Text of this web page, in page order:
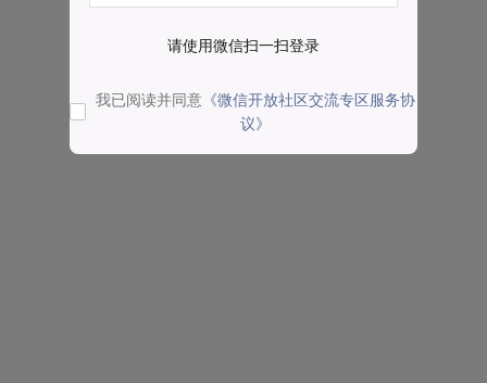
请使用微信扫一扫登录
我已阅读并同意 《微信开放社区交流专区服务协
议》